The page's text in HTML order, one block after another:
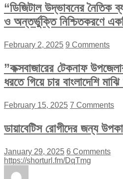
“ডিজিটাল উদ্ভাবনের নৈতিক
ও অন্তর্ভুক্তি নিশ্চিতকরণে
February 2, 2025 9 Comments
”কক্সবাজারের টেকনাফ
ধরতে গিয়ে চার বাংলাদেশি
February 15, 2025 7 Comments
ডায়াবেটিস রোগীদের জন্য
January 29, 2025 6 Comments
https://shorturl.fm/DqTmg